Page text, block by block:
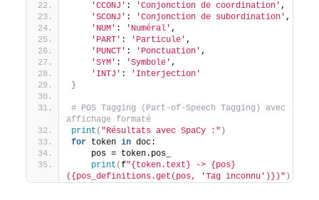
'CCONJ' : 'Conjonction de coordination' ,
'SCONJ' : 'Conjonction de subordination' ,
'NUM' : 'Numéral' ,
'PART' : 'Particule' ,
'PUNCT' : 'Ponctuation' ,
'SYM' : 'Symbole' ,
'INTJ' :
'Interjection'
}
# POS Tagging (Part-of-Speech Tagging) avec
affichage formaté
print ( "Résultats avec SpaCy :" )
for token in doc:
    pos = token.pos_
print (f"{token.text} -> {pos}
({pos_definitions.get(pos, 'Tag inconnu')})" )